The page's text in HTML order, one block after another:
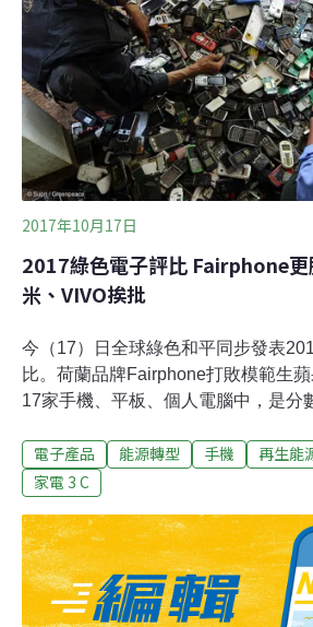
近9公尺長的「三星，停止助長氣候
住原本的廣告看板。綠色和平能源專
IT業用電需求很高，2012年佔全球用
率超過20%，2016年銷售近4億支手
機的零件供應商，位居重要龍頭地位
再生能源
2017年10月17日
2017綠色電子評比 Fairphone更
米、VIVO挨批
今（17）日全球綠色和平同步發表
比。荷蘭品牌Fairphone打敗模範生
17家手機、平板、個人電腦中，是分
中國的三家新興手機公司－OPPO、
的等級F。綠色和平解釋，Fairphone
供應鏈使用再生能源與再生材料上都
品不易更換零件。綠色和平呼籲廠商
產品使用週期，增加再生材料使用，
電子產品 能源轉型 手機 再生能
家電 3 C